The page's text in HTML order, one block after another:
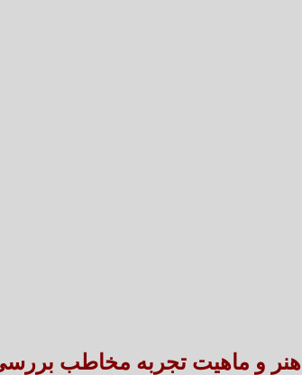
تعارض قوانین؛ مانع پنهان سنددار
طنین شعر
هنر و ماهیت تجربه مخاطب